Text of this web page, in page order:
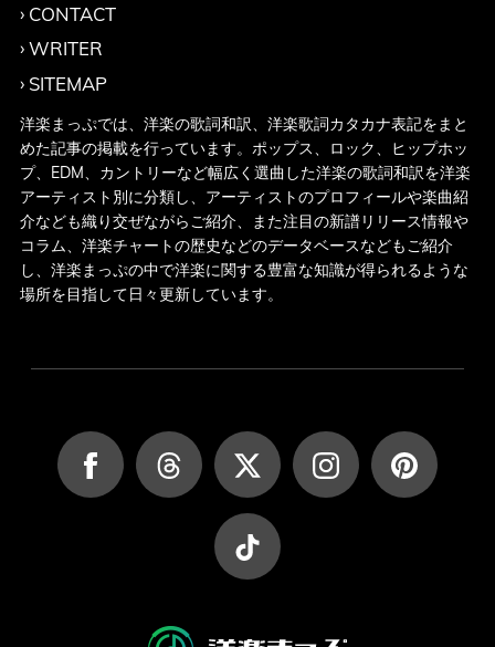
CONTACT
WRITER
SITEMAP
洋楽まっぷでは、洋楽の歌詞和訳、洋楽歌詞カタカナ表記をまと
めた記事の掲載を行っています。ポップス、ロック、ヒップホッ
プ、EDM、カントリーなど幅広く選曲した洋楽の歌詞和訳を洋楽
アーティスト別に分類し、アーティストのプロフィールや楽曲紹
介なども織り交ぜながらご紹介、また注目の新譜リリース情報や
コラム、洋楽チャートの歴史などのデータベースなどもご紹介
し、洋楽まっぷの中で洋楽に関する豊富な知識が得られるような
場所を目指して日々更新しています。